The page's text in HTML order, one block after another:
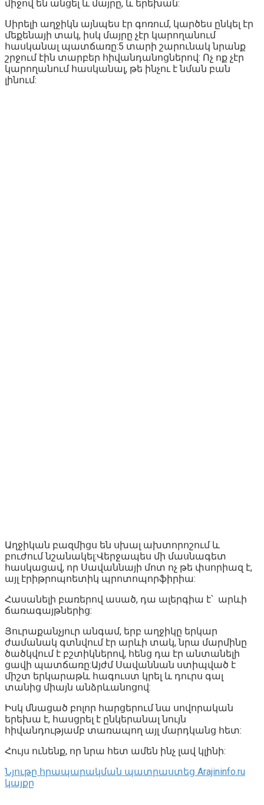
միջով են անցել և մայրը, և երեխան:
Սիրելի աղջիկն այնպես էր գոռում, կարծես ընկել էր
մեքենայի տակ, իսկ մայրը չէր կարողանում
հասկանալ պատճառը:5 տարի շարունակ նրանք
շրջում էին տարբեր հիվանդանոցներով: Ոչ ոք չէր
կարողանում հասկանալ, թե ինչու է նման բան
լինում:
Աղջիկան բազմիցս են սխալ ախտորոշում և
բուժում նշանակել:Վերջապես մի մասնագետ
հասկացավ, որ Սավաննայի մոտ ոչ թե փսորիազ է,
այլ էրիթրոպոետիկ պրոտոպորֆիրիա:
Հասանելի բառերով ասած, դա ալերգիա է՝ արևի
ճառագայթներից:
Յուրաքանչյուր անգամ, երբ աղջիկը երկար
ժամանակ գտնվում էր արևի տակ, նրա մարմինը
ծածկվում է բշտիկներով, հենց դա էր անտանելի
ցավի պատճառը:Այժմ Սավաննան ստիպված է
միշտ երկարաթև հագուստ կրել և դուրս գալ
տանից միայն անձրևանոցով:
Իսկ մնացած բոլոր հարցերում նա սովորական
երեխա է, հասցրել է ընկերանալ նույն
հիվանդությամբ տառապող այլ մարդկանց հետ:
Հույս ունենք, որ նրա հետ ամեն ինչ լավ կլինի:
Նյութը հրապարակման պատրաստեց Arajininfo.ru
կայքը